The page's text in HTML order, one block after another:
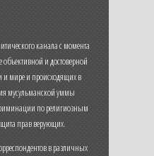
канала с момента
объективной и достоверной
и мире и происходящих в
мусульманской уммы
по религиозным
прав верующих.
в различных